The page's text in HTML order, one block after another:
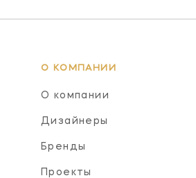
О КОМПАНИИ
О компании
Дизайнеры
Бренды
Проекты